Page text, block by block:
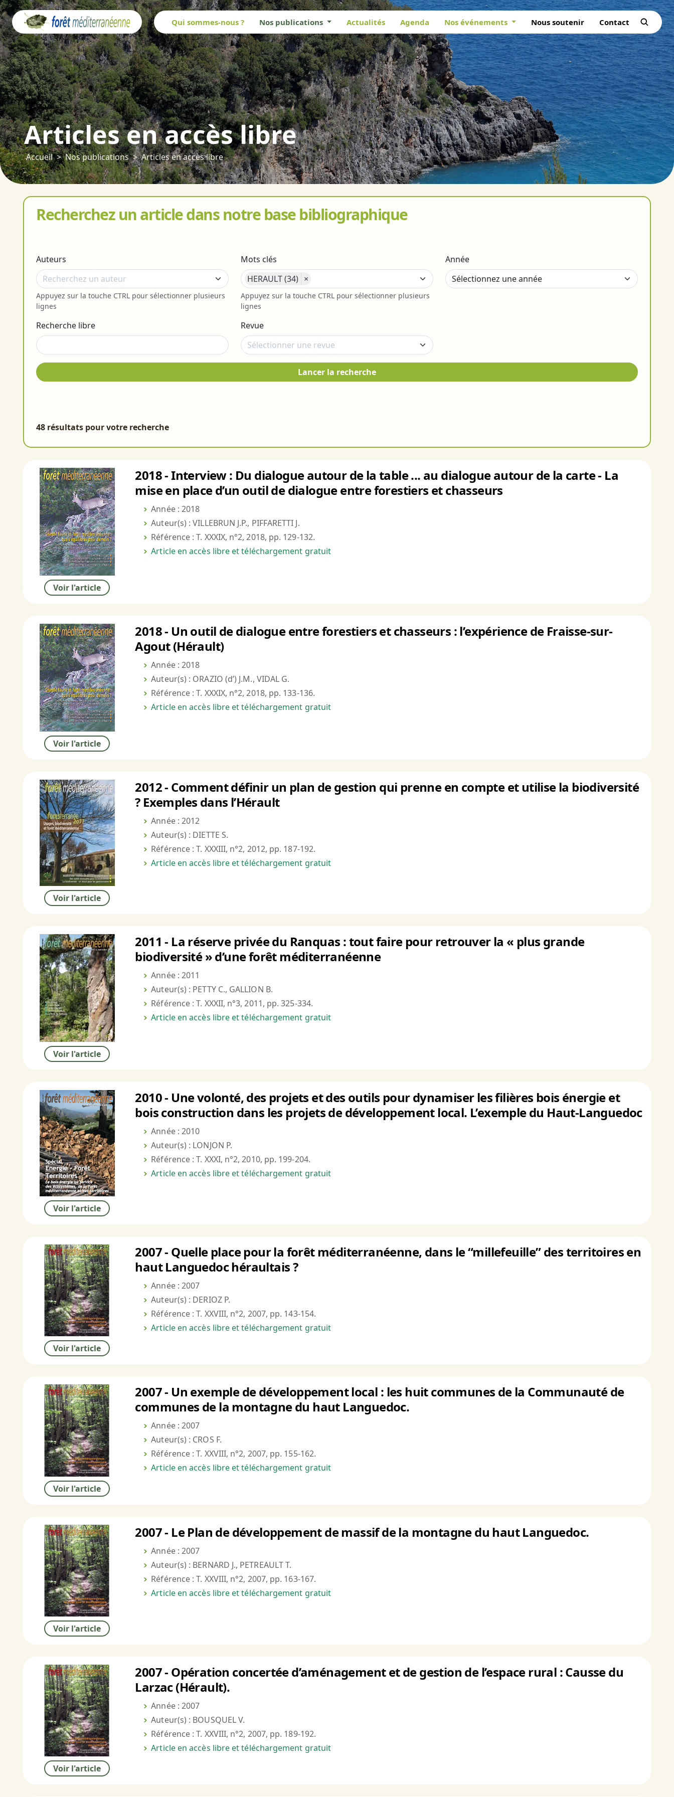
Qui sommes-nous ? Nos publications Actualités Agenda Nos événements Nous soutenir Contact
Articles en accès libre
Accueil Nos publications Articles en accès libre
Recherchez un article dans notre base bibliographique
Auteurs
Appuyez sur la touche CTRL pour sélectionner plusieurs
lignes
Mots clés
HERAULT (34) ×
Appuyez sur la touche CTRL pour sélectionner plusieurs
lignes
Année
Recherche libre Revue
Lancer la recherche
48 résultats pour votre recherche
Voir l'article
2018 - Interview : Du dialogue autour de la table ... au dialogue autour de la carte - La
mise en place d’un outil de dialogue entre forestiers et chasseurs
Année : 2018
Auteur(s) : VILLEBRUN J.P., PIFFARETTI J.
Référence : T. XXXIX, n°2, 2018, pp. 129-132.
Article en accès libre et téléchargement gratuit
Voir l'article
2018 - Un outil de dialogue entre forestiers et chasseurs : l’expérience de Fraisse-sur-
Agout (Hérault)
Année : 2018
Auteur(s) : ORAZIO (d’) J.M., VIDAL G.
Référence : T. XXXIX, n°2, 2018, pp. 133-136.
Article en accès libre et téléchargement gratuit
Voir l'article
2012 - Comment définir un plan de gestion qui prenne en compte et utilise la biodiversité
? Exemples dans l’Hérault
Année : 2012
Auteur(s) : DIETTE S.
Référence : T. XXXIII, n°2, 2012, pp. 187-192.
Article en accès libre et téléchargement gratuit
Voir l'article
2011 - La réserve privée du Ranquas : tout faire pour retrouver la « plus grande
biodiversité » d’une forêt méditerranéenne
Année : 2011
Auteur(s) : PETTY C., GALLION B.
Référence : T. XXXII, n°3, 2011, pp. 325-334.
Article en accès libre et téléchargement gratuit
Voir l'article
2010 - Une volonté, des projets et des outils pour dynamiser les filières bois énergie et
bois construction dans les projets de développement local. L’exemple du Haut-Languedoc
Année : 2010
Auteur(s) : LONJON P.
Référence : T. XXXI, n°2, 2010, pp. 199-204.
Article en accès libre et téléchargement gratuit
Voir l'article
2007 - Quelle place pour la forêt méditerranéenne, dans le “millefeuille” des territoires en
haut Languedoc héraultais ?
Année : 2007
Auteur(s) : DERIOZ P.
Référence : T. XXVIII, n°2, 2007, pp. 143-154.
Article en accès libre et téléchargement gratuit
Voir l'article
2007 - Un exemple de développement local : les huit communes de la Communauté de
communes de la montagne du haut Languedoc.
Année : 2007
Auteur(s) : CROS F.
Référence : T. XXVIII, n°2, 2007, pp. 155-162.
Article en accès libre et téléchargement gratuit
Voir l'article
2007 - Le Plan de développement de massif de la montagne du haut Languedoc.
Année : 2007
Auteur(s) : BERNARD J., PETREAULT T.
Référence : T. XXVIII, n°2, 2007, pp. 163-167.
Article en accès libre et téléchargement gratuit
Voir l'article
2007 - Opération concertée d’aménagement et de gestion de l’espace rural : Causse du
Larzac (Hérault).
Année : 2007
Auteur(s) : BOUSQUEL V.
Référence : T. XXVIII, n°2, 2007, pp. 189-192.
Article en accès libre et téléchargement gratuit
Panneau de gestion des cookies